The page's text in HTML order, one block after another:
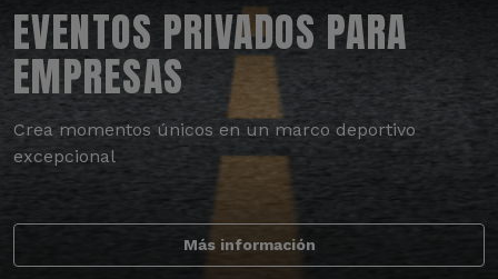
EVENTOS PRIVADOS PARA
EMPRESAS
Crea momentos únicos en un marco deportivo
excepcional
Más información